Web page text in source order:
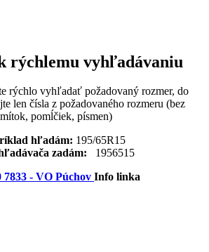
rýchlemu vyhľadávaniu
rýchlo vyhľadať požadovaný rozmer, do
len čísla z požadovaného rozmeru (bez
pomĺčiek, písmen)
hľadám: 195/65R15
zadám: 1956515
7833 - VO Púchov Info linka